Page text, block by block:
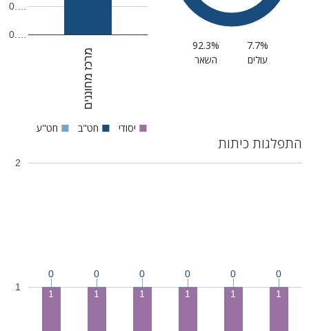
7.7%
עולים
92.3%
השאר
מרכז מחוננים
0.…
0.…
■ יסודי ■ חט"ב ■ חט"ע
התפלגות כיתות
1
2
1 1 1 1 1 1
0 0 0 0 0 0